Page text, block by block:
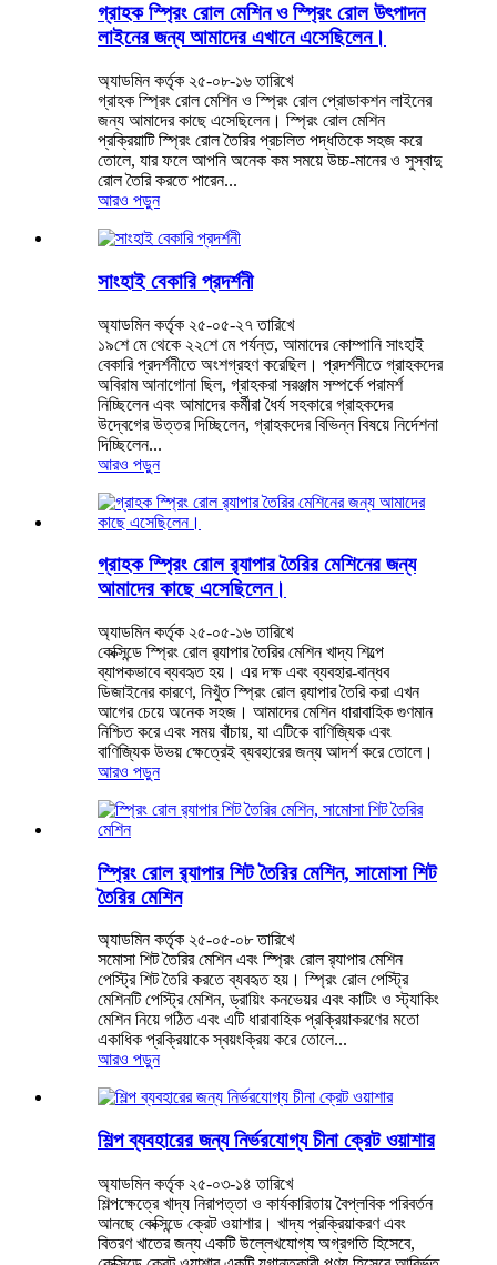
গ্রাহক স্প্রিং রোল মেশিন ও স্প্রিং রোল উৎপাদন
লাইনের জন্য আমাদের এখানে এসেছিলেন।
অ্যাডমিন কর্তৃক ২৫-০৮-১৬ তারিখে
গ্রাহক স্প্রিং রোল মেশিন ও স্প্রিং রোল প্রোডাকশন লাইনের
জন্য আমাদের কাছে এসেছিলেন। স্প্রিং রোল মেশিন
প্রক্রিয়াটি স্প্রিং রোল তৈরির প্রচলিত পদ্ধতিকে সহজ করে
তোলে, যার ফলে আপনি অনেক কম সময়ে উচ্চ-মানের ও সুস্বাদু
রোল তৈরি করতে পারেন...
আরও পড়ুন
সাংহাই বেকারি প্রদর্শনী
অ্যাডমিন কর্তৃক ২৫-০৫-২৭ তারিখে
১৯শে মে থেকে ২২শে মে পর্যন্ত, আমাদের কোম্পানি সাংহাই
বেকারি প্রদর্শনীতে অংশগ্রহণ করেছিল। প্রদর্শনীতে গ্রাহকদের
অবিরাম আনাগোনা ছিল, গ্রাহকরা সরঞ্জাম সম্পর্কে পরামর্শ
নিচ্ছিলেন এবং আমাদের কর্মীরা ধৈর্য সহকারে গ্রাহকদের
উদ্বেগের উত্তর দিচ্ছিলেন, গ্রাহকদের বিভিন্ন বিষয়ে নির্দেশনা
দিচ্ছিলেন...
আরও পড়ুন
গ্রাহক স্প্রিং রোল র‍্যাপার তৈরির মেশিনের জন্য
আমাদের কাছে এসেছিলেন।
অ্যাডমিন কর্তৃক ২৫-০৫-১৬ তারিখে
কেক্সিন্ডে স্প্রিং রোল র‍্যাপার তৈরির মেশিন খাদ্য শিল্পে
ব্যাপকভাবে ব্যবহৃত হয়। এর দক্ষ এবং ব্যবহার-বান্ধব
ডিজাইনের কারণে, নিখুঁত স্প্রিং রোল র‍্যাপার তৈরি করা এখন
আগের চেয়ে অনেক সহজ। আমাদের মেশিন ধারাবাহিক গুণমান
নিশ্চিত করে এবং সময় বাঁচায়, যা এটিকে বাণিজ্যিক এবং
বাণিজ্যিক উভয় ক্ষেত্রেই ব্যবহারের জন্য আদর্শ করে তোলে।
আরও পড়ুন
স্প্রিং রোল র‍্যাপার শিট তৈরির মেশিন, সামোসা শিট
তৈরির মেশিন
অ্যাডমিন কর্তৃক ২৫-০৫-০৮ তারিখে
সমোসা শিট তৈরির মেশিন এবং স্প্রিং রোল র‍্যাপার মেশিন
পেস্ট্রি শিট তৈরি করতে ব্যবহৃত হয়। স্প্রিং রোল পেস্ট্রি
মেশিনটি পেস্ট্রি মেশিন, ড্রায়িং কনভেয়র এবং কাটিং ও স্ট্যাকিং
মেশিন নিয়ে গঠিত এবং এটি ধারাবাহিক প্রক্রিয়াকরণের মতো
একাধিক প্রক্রিয়াকে স্বয়ংক্রিয় করে তোলে...
আরও পড়ুন
শিল্প ব্যবহারের জন্য নির্ভরযোগ্য চীনা ক্রেট ওয়াশার
অ্যাডমিন কর্তৃক ২৫-০৩-১৪ তারিখে
শিল্পক্ষেত্রে খাদ্য নিরাপত্তা ও কার্যকারিতায় বৈপ্লবিক পরিবর্তন
আনছে কেক্সিন্ডে ক্রেট ওয়াশার। খাদ্য প্রক্রিয়াকরণ এবং
বিতরণ খাতের জন্য একটি উল্লেখযোগ্য অগ্রগতি হিসেবে,